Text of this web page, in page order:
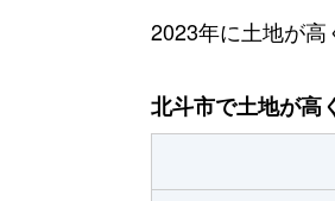
2023年に土地が高
北斗市で土地が高